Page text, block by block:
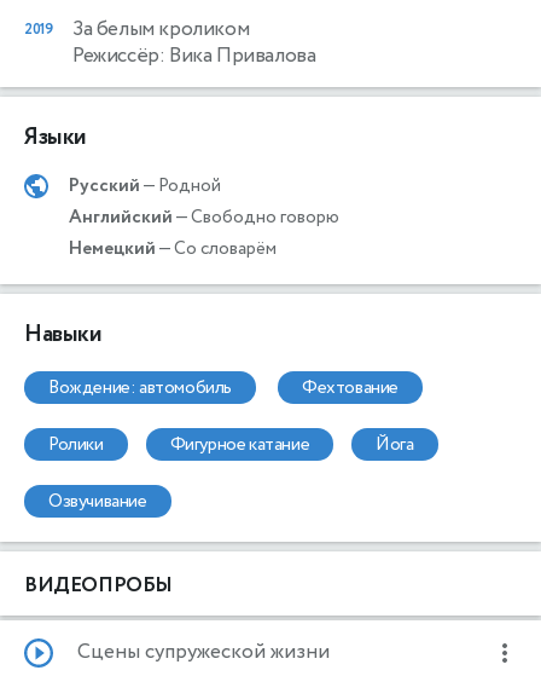
2019
За белым кроликом
Режиссёр: Вика Привалова
Языки
Русский— Родной
Английский— Свободно говорю
Немецкий— Со словарём
Навыки
вождение: автомобиль фехтование
ролики фигурное катание йога
озвучивание
ВИДЕОПРОБЫ
Сцены супружеской жизни